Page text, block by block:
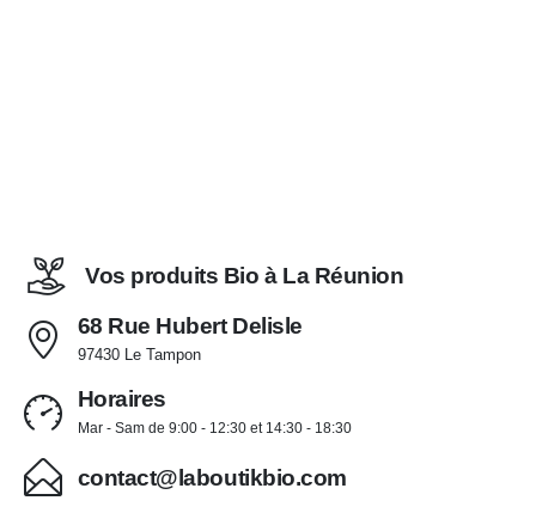
Vos produits Bio à La Réunion
68 Rue Hubert Delisle
97430 Le Tampon
Horaires
Mar - Sam de 9:00 - 12:30 et 14:30 - 18:30
contact@laboutikbio.com